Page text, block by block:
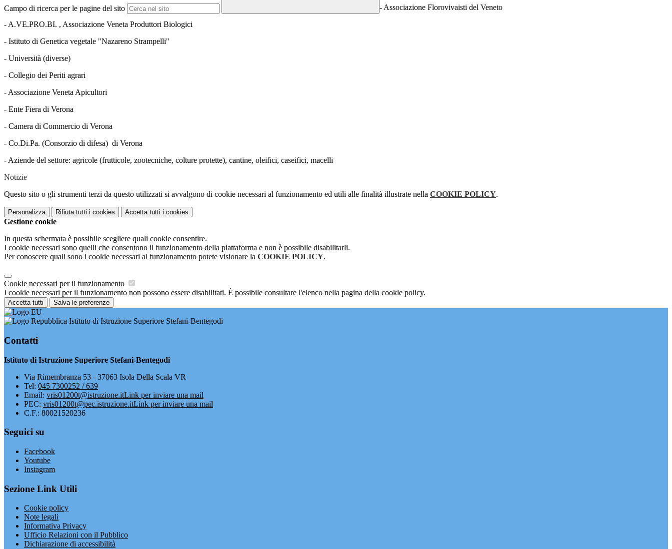
Campo di ricerca per le pagine del sito
- Associazione Florovivaisti del Veneto
- A.VE.PRO.BI. , Associazione Veneta Produttori Biologici
- Istituto di Genetica vegetale "Nazareno Strampelli"
- Università (diverse)
- Collegio dei Periti agrari
- Associazione Veneta Apicultori
- Ente Fiera di Verona
- Camera di Commercio di Verona
- Co.Di.Pa. (Consorzio di difesa) di Verona
- Aziende del settore: agricole (frutticole, zootecniche, colture protette), cantine, oleifici, caseifici, macelli
Notizie
Questo sito o gli strumenti terzi da questo utilizzati si avvalgono di cookie necessari al funzionamento ed utili alle finalità illustrate nella COOKIE POLICY.
Personalizza Rifiuta tutti i cookies Accetta tutti i cookies
Gestione cookie
In questa schermata è possibile scegliere quali cookie consentire.
I cookie necessari sono quelli che consentono il funzionamento della piattaforma e non è possibile disabilitarli.
Per conoscere quali sono i cookie necessari al funzionamento potete visionare la COOKIE POLICY.
Cookie necessari per il funzionamento
I cookie necessari per il funzionamento non possono essere disabilitati. È possibile consultare l'elenco nella pagina della cookie policy.
Accetta tutti Salva le preferenze
Istituto di Istruzione Superiore Stefani-Bentegodi
Contatti
Istituto di Istruzione Superiore Stefani-Bentegodi
Via Rimembranza 53 - 37063 Isola Della Scala VR
Tel: 045 7300252 / 639
Email: vris01200t@istruzione.itLink per inviare una mail
PEC: vris01200t@pec.istruzione.itLink per inviare una mail
C.F.: 80021520236
Seguici su
Facebook
Youtube
Instagram
Sezione Link Utili
Cookie policy
Note legali
Informativa Privacy
Ufficio Relazioni con il Pubblico
Dichiarazione di accessibilità